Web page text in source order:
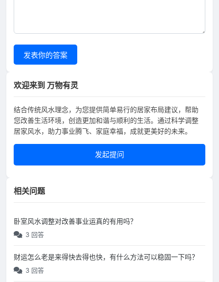
发表你的答案
欢迎来到 万物有灵
结合传统风水理念，为您提供简单易行的居家布局建议，帮助
您改善生活环境，创造更加和谐与顺利的生活。通过科学调整
居家风水，助力事业腾飞、家庭幸福，成就更美好的未来。
发起提问
相关问题
卧室风水调整对改善事业运真的有用吗？
3 回答
财运怎么老是来得快去得也快，有什么方法可以稳固一下吗？
3 回答